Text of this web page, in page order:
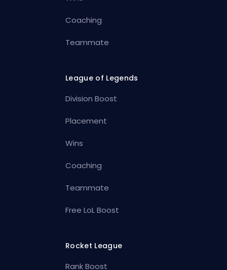
Coaching
Teammate
League of Legends
Division Boost
Placement
Wins
Coaching
Teammate
Free LoL Boost
Rocket League
Rank Boost